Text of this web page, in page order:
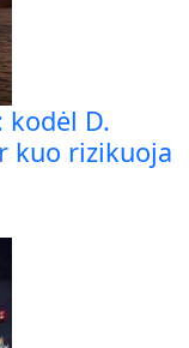
kodėl D.
kuo rizikuoja